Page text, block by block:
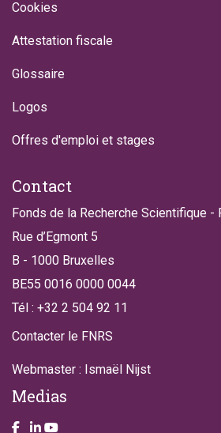
Cookies
Attestation fiscale
Glossaire
Logos
Offres d'emploi et stages
Contact
Fonds de la Recherche Scientifique -
Rue d’Egmont 5
B - 1000 Bruxelles
BE55 0016 0000 0044
Tél : +32 2 504 92 11
Contacter le FNRS
Webmaster : Ismaël Nijst
Medias
Take a look on our facebook page
Take a look on our LinkendIn